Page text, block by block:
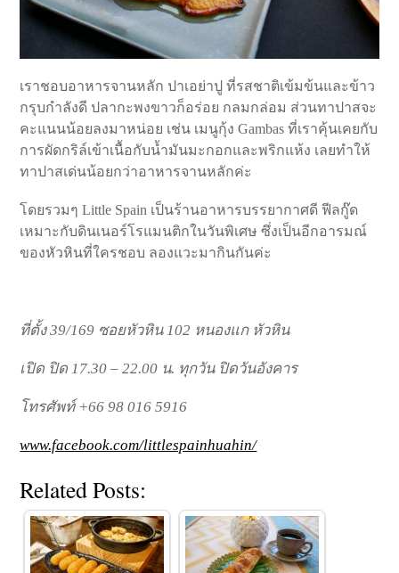
เราชอบอาหารจานหลัก ปาเอย่าปู ที่รสชาติเข้มข้นและข้าว
กรุบกำลังดี ปลากะพงขาวก็อร่อย กลมกล่อม ส่วนทาปาสจะ
คะแนนน้อยลงมาหน่อย เช่น เมนูกุ้ง Gambas ที่เราคุ้นเคยกับ
การผัดกริล์เข้าเนื้อกับน้ำมันมะกอกและพริกแห้ง เลยทำให้
ทาปาสเด่นน้อยกว่าอาหารจานหลักค่ะ
โดยรวมๆ Little Spain เป็นร้านอาหารบรรยากาศดี ฟีลกู๊ด
เหมาะกับดินเนอร์โรแมนติกในวันพิเศษ ซึ่งเป็นอีกอารมณ์
ของหัวหินที่ใครชอบ ลองแวะมากินกันค่ะ
ที่ตั้ง 39/169 ซอยหัวหิน 102 หนองแก หัวหิน
เปิด ปิด 17.30 – 22.00 น. ทุกวัน ปิดวันอังคาร
โทรศัพท์ +66 98 016 5916
www.facebook.com/littlespainhuahin/
Related Posts: